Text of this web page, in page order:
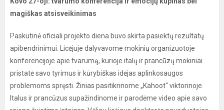
magiškas atsisveikinimas
Paskutinė oficiali projekto diena buvo skirta pasiektų rezultatų
apibendrinimui. Licėjuje dalyvavome mokinių organizuotoje
konferencijoje apie tvarumą, kurioje italų ir prancūzų mokiniai
pristatė savo tyrimus ir kūrybiškas idėjas aplinkosaugos
problemoms spręsti. Žinias pasitikrinome „Kahoot“ viktorinoje.
Italus ir prancūzus supažindinome ir parodėme video apie savo